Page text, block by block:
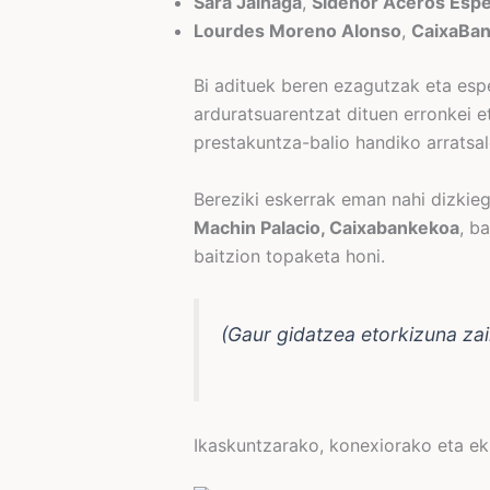
Lourdes Moreno Alonso,
Bi adituek beren ezagutzak eta
arduratsuarentzat dituen erronkei
prestakuntza-balio handiko
Bereziki eskerrak eman nahi
Machin Palacio, Caixabankekoa,
baitzion topaketa honi.
(Gaur gidatzea etorkizuna
Ikaskuntzarako, konexiorako eta